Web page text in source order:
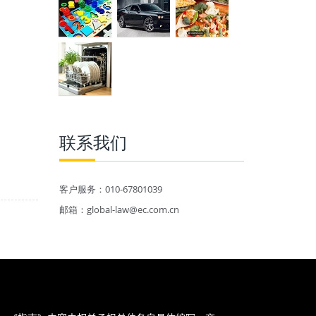
联系我们
客户服务：010-67801039
邮箱：global-law@ec.com.cn